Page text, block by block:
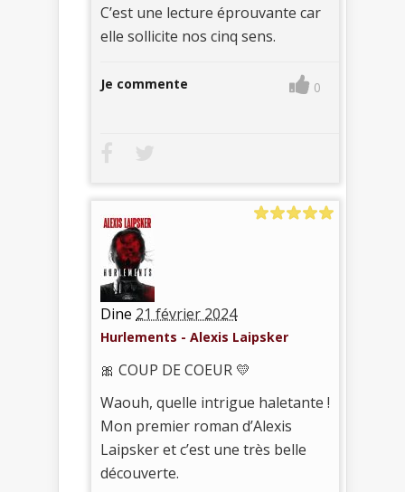
C’est une lecture éprouvante car
elle sollicite nos cinq sens.
Je commente 0
Dine 21 février 2024
Hurlements - Alexis Laipsker
🎀 COUP DE COEUR 💛
Waouh, quelle intrigue haletante !
Mon premier roman d’Alexis
Laipsker et c’est une très belle
découverte.